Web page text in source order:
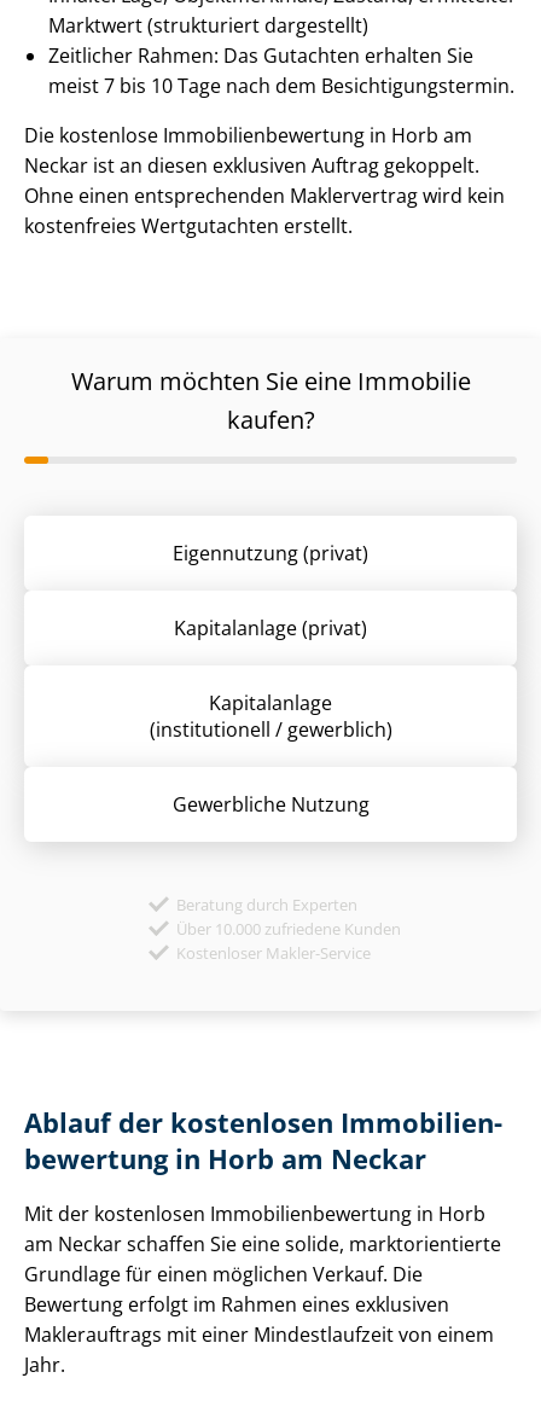
Marktwert (strukturiert dargestellt)
Zeitlicher Rahmen: Das Gutachten erhalten Sie
meist 7 bis 10 Tage nach dem Be­sich­ti­gungs­ter­min.
Die kostenlose Im­mo­bi­li­en­be­wer­tung in Horb am
Neckar ist an diesen exklusiven Auftrag gekoppelt.
Ohne einen entsprechenden Maklervertrag wird kein
kostenfreies Wertgutachten erstellt.
Warum möchten Sie eine Immobilie
kaufen?
Eigennutzung (privat)
Kapitalanlage (privat)
Kapitalanlage
(institutionell / gewerblich)
Gewerbliche Nutzung
Beratung durch Experten
Über 10.000 zufriedene Kunden
Kostenloser Makler-Service
Ablauf der kostenlosen Im­mo­bi­li­en­
be­wer­tung in Horb am Neckar
Mit der kostenlosen Im­mo­bi­li­en­be­wer­tung in Horb
am Neckar schaffen Sie eine solide, markt­ori­en­tier­te
Grundlage für einen möglichen Verkauf. Die
Bewertung erfolgt im Rahmen eines exklusiven
Maklerauftrags mit einer Mindestlaufzeit von einem
Jahr.